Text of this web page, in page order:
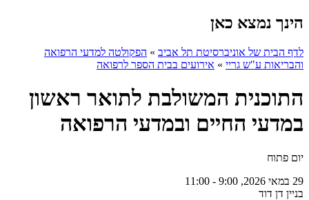
הינך נמצא כאן
לדף הבית של אוניברסיטת תל אביב » הפקולטה למדעי הרפואה
והבריאות ע"ש גריי » אירועים בבית הספר לרפואה
התוכנית המשולבת לתואר ראשון
במדעי החיים ובמדעי הרפואה
יום פתוח
29 במאי 2026, 9:00 - 11:00
בניין דן דוד